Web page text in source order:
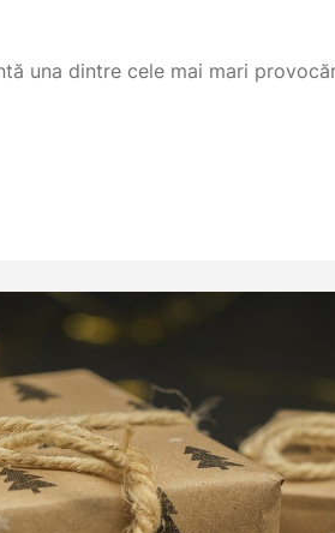
una dintre cele mai mari